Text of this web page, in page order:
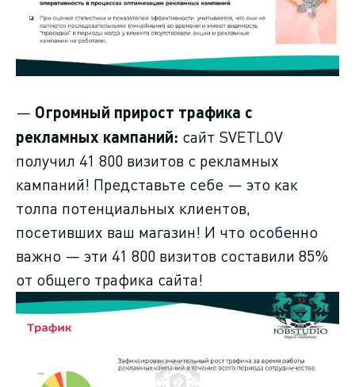
— Огромный прирост трафика с
рекламных кампаний: сайт SVETLOV
получил 41 800 визитов с рекламных
кампаний! Представьте себе — это как
толпа потенциальных клиентов,
посетивших ваш магазин! И что особенно
важно — эти 41 800 визитов составили 85%
от общего трафика сайта!